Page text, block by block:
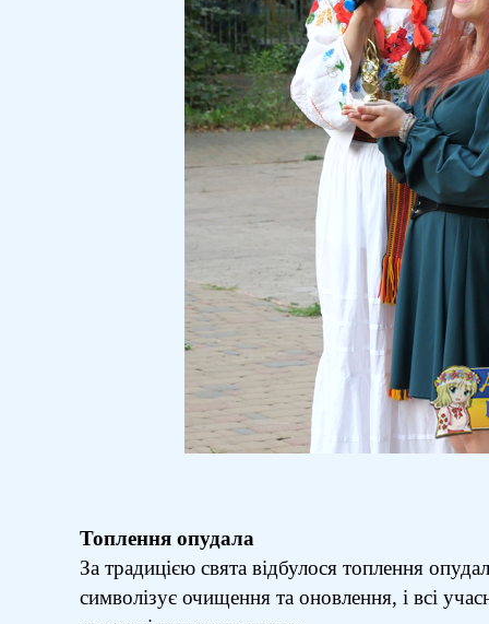
Топлення опудала
За традицією свята відбулося топлення
символізує очищення та оновлення, і всі